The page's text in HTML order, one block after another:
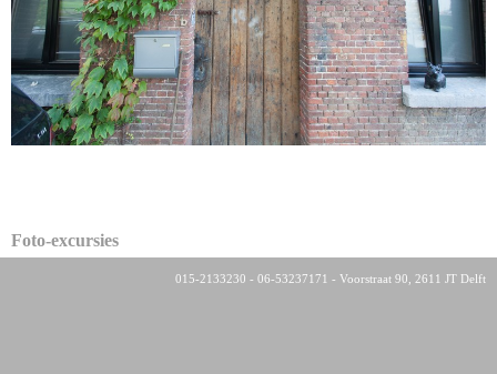
Foto-excursies
015-2133230 - 06-53237171 - Voorstraat 90, 2611 JT Delft